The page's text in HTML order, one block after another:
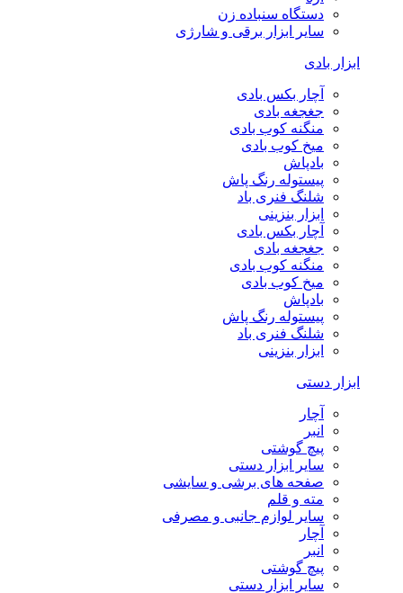
دستگاه سنباده زن
سایر ابزار برقی و شارژی
ابزار بادی
آچار بکس بادی
جغجغه بادی
منگنه کوب بادی
میخ کوب بادی
بادپاش
پیستوله رنگ پاش
شلنگ فنری باد
ابزار بنزینی
آچار بکس بادی
جغجغه بادی
منگنه کوب بادی
میخ کوب بادی
بادپاش
پیستوله رنگ پاش
شلنگ فنری باد
ابزار بنزینی
ابزار دستی
آچار
انبر
پیچ گوشتی
سایر ابزار دستی
صفحه های برشی و سایشی
مته و قلم
سایر لوازم جانبی و مصرفی
آچار
انبر
پیچ گوشتی
سایر ابزار دستی